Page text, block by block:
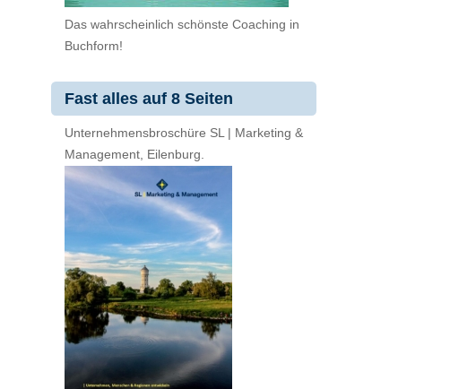
Das wahrscheinlich schönste Coaching in
Buchform!
Fast alles auf 8 Seiten
Unternehmensbroschüre SL | Marketing &
Management, Eilenburg.